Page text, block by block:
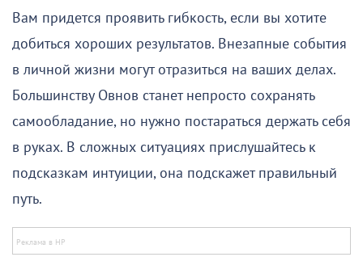
Вам придется проявить гибкость, если вы хотите
добиться хороших результатов. Внезапные события
в личной жизни могут отразиться на ваших делах.
Большинству Овнов станет непросто сохранять
самообладание, но нужно постараться держать себя
в руках. В сложных ситуациях прислушайтесь к
подсказкам интуиции, она подскажет правильный
путь.